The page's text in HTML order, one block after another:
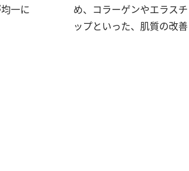
一に
め、コラーゲンやエラス
ップといった、肌質の改